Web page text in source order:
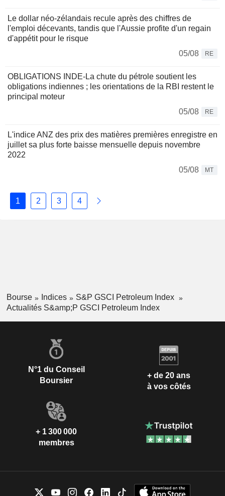
Le dollar néo-zélandais recule après des chiffres de
l'emploi décevants, tandis que l'Aussie profite d'un regain
d'appétit pour le risque
05/08
RE
OBLIGATIONS INDE-La chute du pétrole soutient les
obligations indiennes ; les orientations de la RBI restent le
principal moteur
05/08
RE
L'indice ANZ des prix des matières premières enregistre en
juillet sa plus forte baisse mensuelle depuis novembre
2022
05/08
MT
1 2 3 4
Bourse Indices
S&P GSCI Petroleum Index
Actualités S&amp;P GSCI Petroleum Index
N°1 du Conseil
Boursier
+ de 20 ans
à vos côtés
+ 1 300 000
membres